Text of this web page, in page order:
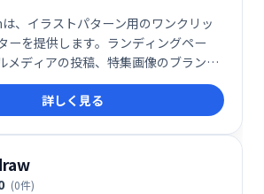
、イラストパターン用のワンクリッ
ーを提供します。ランディングペー
メディアの投稿、特集画像のブランデ
す
詳しく見る
(0件)